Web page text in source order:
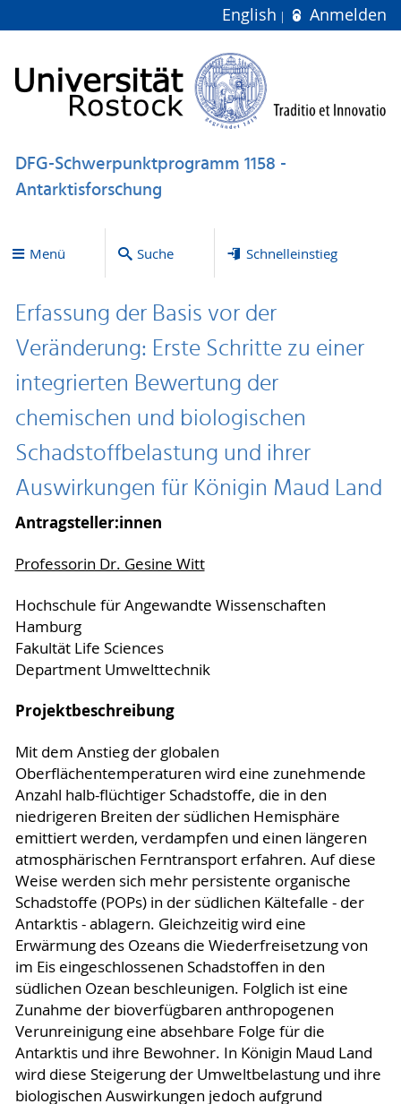
English Anmelden
DFG-Schwerpunktprogramm 1158 -
Antarktisforschung
Menü Suche Schnelleinstieg
Erfassung der Basis vor der
Veränderung: Erste Schritte zu einer
integrierten Bewertung der
chemischen und biologischen
Schadstoffbelastung und ihrer
Auswirkungen für Königin Maud Land
Antragsteller:innen
Professorin Dr. Gesine Witt
Hochschule für Angewandte Wissenschaften
Hamburg
Fakultät Life Sciences
Department Umwelttechnik
Projektbeschreibung
Mit dem Anstieg der globalen
Oberflächentemperaturen wird eine zunehmende
Anzahl halb-flüchtiger Schadstoffe, die in den
niedrigeren Breiten der südlichen Hemisphäre
emittiert werden, verdampfen und einen längeren
atmosphärischen Ferntransport erfahren. Auf diese
Weise werden sich mehr persistente organische
Schadstoffe (POPs) in der südlichen Kältefalle - der
Antarktis - ablagern. Gleichzeitig wird eine
Erwärmung des Ozeans die Wiederfreisetzung von
im Eis eingeschlossenen Schadstoffen in den
südlichen Ozean beschleunigen. Folglich ist eine
Zunahme der bioverfügbaren anthropogenen
Verunreinigung eine absehbare Folge für die
Antarktis und ihre Bewohner. In Königin Maud Land
wird diese Steigerung der Umweltbelastung und ihre
biologischen Auswirkungen jedoch aufgrund